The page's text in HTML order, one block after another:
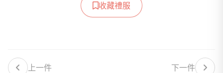
收藏禮服
上一件 下一件